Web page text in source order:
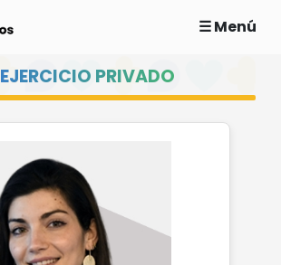
☰ Menú
EJERCICIO PRIVADO